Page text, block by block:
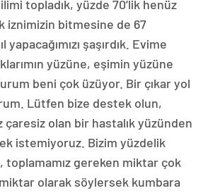
topladık, yüzde 70’lik henüz
iznimizin bitmesine de 67
yapacağımızı şaşırdık. Evime
yüzüne, eşimin yüzüne
beni çok üzüyor. Bir çıkar yol
Lütfen bize destek olun,
olan bir hastalık yüzünden
istemiyoruz. Bizim yüzdelik
toplamamız gereken miktar çok
olarak söylersek kumbara